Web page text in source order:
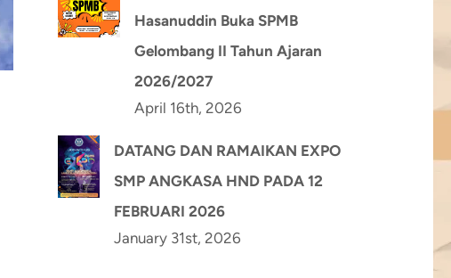
Hasanuddin Buka SPMB
Gelombang II Tahun Ajaran
2026/2027
April 16th, 2026
DATANG DAN RAMAIKAN EXPO
SMP ANGKASA HND PADA 12
FEBRUARI 2026
January 31st, 2026